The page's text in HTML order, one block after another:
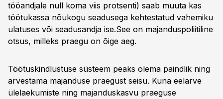
tööandjale null koma viis protsenti) saab muuta kas
töötukassa nõukogu seadusega kehtestatud vahemiku
ulatuses või seadusandja ise.See on majanduspoliitiline
otsus, milleks praegu on õige aeg.
Töötuskindlustuse süsteem peaks olema paindlik ning
arvestama majanduse praegust seisu. Kuna eelarve
ülelaekumiste ning majanduskasvu praeguse